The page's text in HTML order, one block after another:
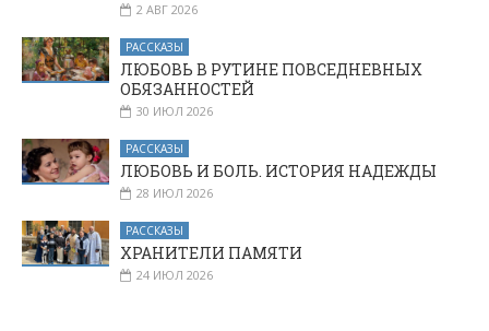
2 АВГ 2026
РАССКАЗЫ
ЛЮБОВЬ В РУТИНЕ ПОВСЕДНЕВНЫХ
ОБЯЗАННОСТЕЙ
30 ИЮЛ 2026
РАССКАЗЫ
ЛЮБОВЬ И БОЛЬ. ИСТОРИЯ НАДЕЖДЫ
28 ИЮЛ 2026
РАССКАЗЫ
ХРАНИТЕЛИ ПАМЯТИ
24 ИЮЛ 2026